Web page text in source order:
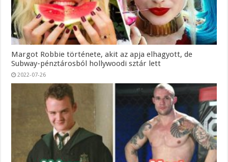
Margot Robbie története, akit az apja elhagyott, de
Subway-pénztárosból hollywoodi sztár lett
2022-07-26